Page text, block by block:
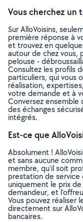
Vous cherchez un
Sur AlloVoisins,
première réponse à
et trouvez en
autour de chez
pelouse -
Consultez les profils
particuliers, qui vous
réalisation,
votre demande et à
Conversez ensemble
des échanges
intégrés.
Est-ce que
Absolument !
et sans aucune
membre, qu’il soit
prestation de service
uniquement le prix
demandeur, et
Vous pouvez réaliser
directement sur
bancaires.